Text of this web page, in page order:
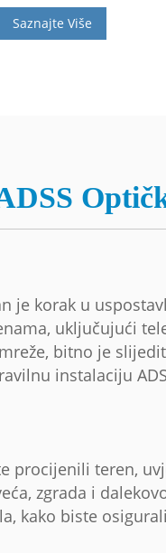
Saznajte Više
je korak u
uključujući
bitno je
instalaciju
procijenili teren,
zgrada i
kako biste